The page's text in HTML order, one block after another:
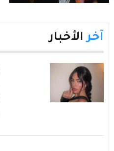
آخر الأخبار